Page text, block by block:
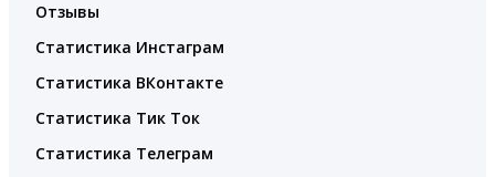
Отзывы
Статистика Инстаграм
Статистика ВКонтакте
Статистика Тик Ток
Статистика Телеграм